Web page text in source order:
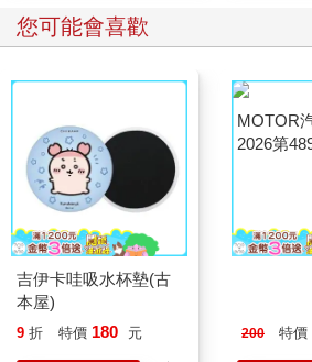
您可能會喜歡
吉伊卡哇吸水杯墊(古
本屋)
9 折 特價 180 元 200 特價